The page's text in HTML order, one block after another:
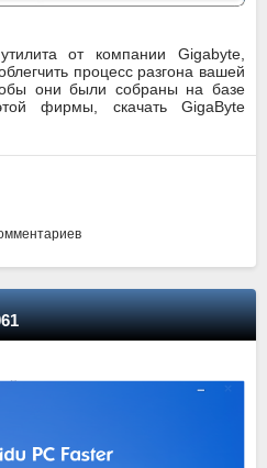
от компании Gigabyte,
процесс разгона вашей
они были собраны на базе
фирмы, скачать GigaByte